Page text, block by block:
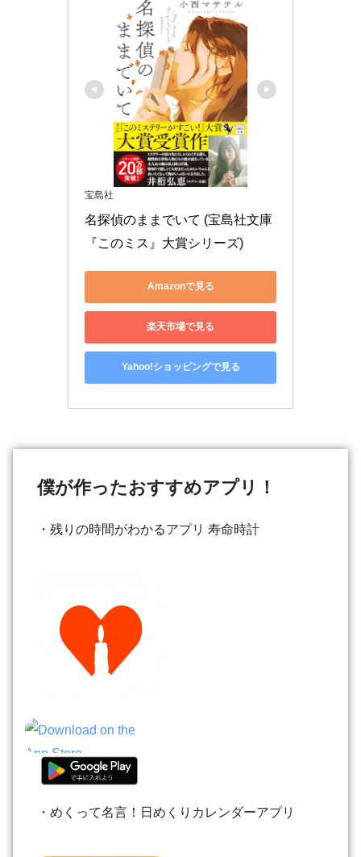
宝島社
名探偵のままでいて (宝島社文庫
『このミス』大賞シリーズ)
Amazonで見る
楽天市場で見る
Yahoo!ショッピングで見る
僕が作ったおすすめアプリ！
・残りの時間がわかるアプリ 寿命時計
・めくって名言！日めくりカレンダーアプリ